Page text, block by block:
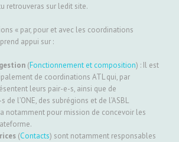
retrouveras sur ledit site.
« par, pour et avec les coordinations
appui sur :
(Fonctionnement et composition) : Il est
de coordinations ATL qui, par
leurs pair-e-s, ainsi que de
de l’ONE, des subrégions et de l’ASBL
notamment pour mission de concevoir les
(Contacts) sont notamment responsables